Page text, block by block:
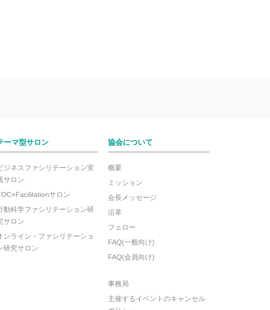
ーマ型サロン
ジネスファシリテーション実
サロン
サロン
動科学ファシリテーション研
サロン
ンライン・ファシリテーショ
研究サロン
協会について
概要
ミッション
会長メッセージ
沿革
フェロー
FAQ(一般向け)
FAQ(会員向け)
事務局
主催するイベントのキャンセル